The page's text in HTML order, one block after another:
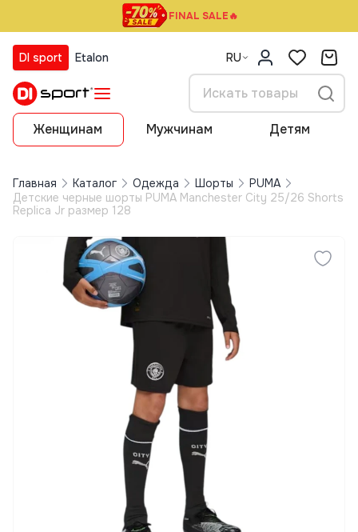
FINAL SALE🔥
DI sport Etalon RU
Женщинам Мужчинам Детям
Главная Каталог Одежда Шорты
PUMA
Детские черные шорты PUMA Manchester City 25/26 Shorts
Replica Jr размер 128